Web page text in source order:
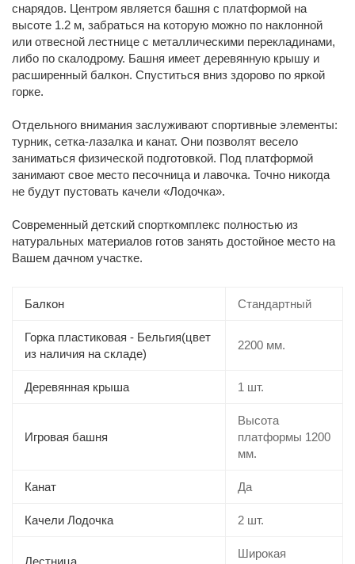
снарядов. Центром является башня с платформой на
высоте 1.2 м, забраться на которую можно по наклонной
или отвесной лестнице с металлическими перекладинами,
либо по скалодрому. Башня имеет деревянную крышу и
расширенный балкон. Спуститься вниз здорово по яркой
горке.
Отдельного внимания заслуживают спортивные элементы:
турник, сетка-лазалка и канат. Они позволят весело
заниматься физической подготовкой. Под платформой
занимают свое место песочница и лавочка. Точно никогда
не будут пустовать качели «Лодочка».
Современный детский спорткомплекс полностью из
натуральных материалов готов занять достойное место на
Вашем дачном участке.
Балкон Стандартный
Горка пластиковая - Бельгия(цвет
из наличия на складе)
2200 мм.
Деревянная крыша 1 шт.
Игровая башня
Высота
платформы 1200
мм.
Канат Да
Качели Лодочка 2 шт.
Лестница
Широкая